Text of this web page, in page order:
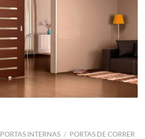
PORTAS INTERNAS / PORTAS DE CORRER